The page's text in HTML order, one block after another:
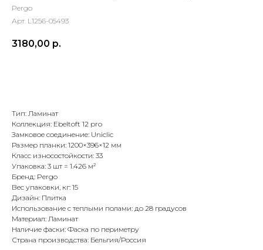
Pergo
Арт. L1256-05493
3180,00 р.
Тип: Ламинат
Коллекция: Ebeltoft 12 pro
Замковое соединение: Uniclic
Размер планки: 1200×396×12 мм
Класс износостойкости: 33
Упаковка: 3 шт = 1.426 м²
Бренд: Pergo
Вес упаковки, кг: 15
Дизайн: Плитка
Использование с теплыми полами: до 28 градусов
Материал: Ламинат
Наличие фаски: Фаска по периметру
Страна производства: Бельгия/Россия